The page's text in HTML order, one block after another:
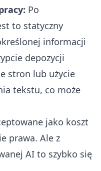
Po
to statyczny
informacji
depozycji
stron lub użycie
tekstu, co może
jako koszt
prawa. Ale z
AI to szybko się